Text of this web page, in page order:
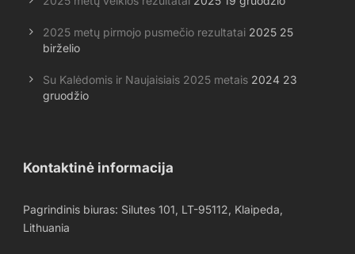
2025 metų pirmojo pusmečio rezultatai 2025 25
birželio
Su Kalėdomis ir Naujaisiais 2025 metais 2024 23
gruodžio
Kontaktinė informacija
Pagrindinis biuras: Silutes 101, LT-95112, Klaipeda,
Lithuania